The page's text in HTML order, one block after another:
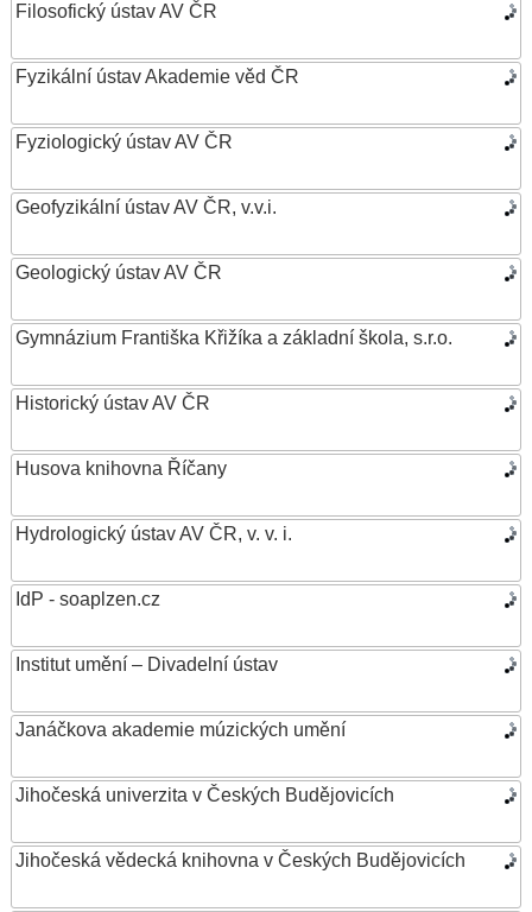
Filosofický ústav AV ČR
Fyzikální ústav Akademie věd ČR
Fyziologický ústav AV ČR
Geofyzikální ústav AV ČR, v.v.i.
Geologický ústav AV ČR
Gymnázium Františka Křižíka a základní škola, s.r.o.
Historický ústav AV ČR
Husova knihovna Říčany
Hydrologický ústav AV ČR, v. v. i.
IdP - soaplzen.cz
Institut umění – Divadelní ústav
Janáčkova akademie múzických umění
Jihočeská univerzita v Českých Budějovicích
Jihočeská vědecká knihovna v Českých Budějovicích